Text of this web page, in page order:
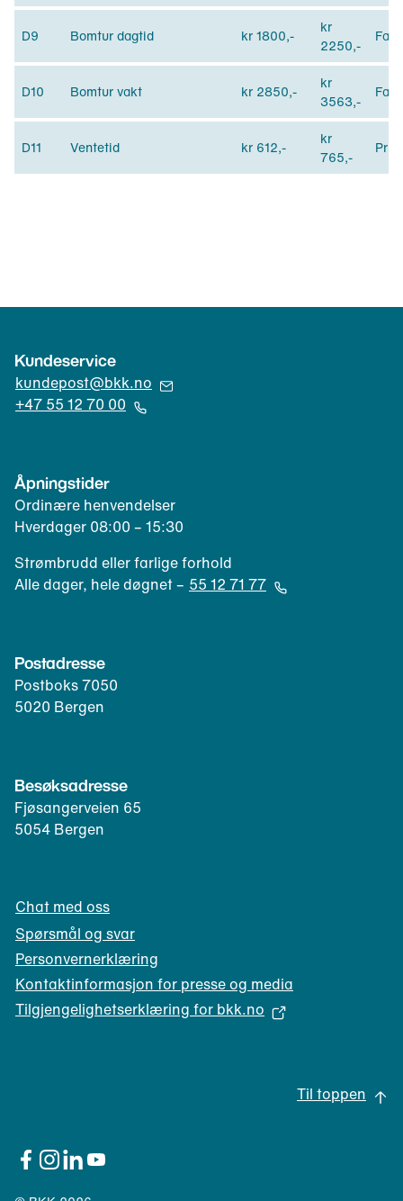
D9 Bomtur dagtid kr 1800,-
kr
2250,-
D10 Bomtur vakt kr 2850,-
kr
3563,-
D11 Ventetid kr 612,-
kr
765,-
Pris
Kundeservice
kundepost@bkk.no
e
p
o
s
+47 55 12 70 00
p
n
e
r
t
e
o
n
k
e
n
t
)
Åpningstider
Ordinære henvendelser
Hverdager 08:00 – 15:30
Strømbrudd eller farlige forhold
Alle dager, hele døgnet – 55 12 71 77
p
n
e
r
l
e
f
l
i
e
n
t
)
Postadresse
Postboks 7050
5020 Bergen
Besøksadresse
Fjøsangerveien 65
5054 Bergen
Chat med oss
Spørsmål og svar
Personvernerklæring
Kontaktinformasjon for presse og media
Tilgjengelighetserklæring for bkk.no
Til toppen
(åpnes(åpnes(åpnes(åpnes